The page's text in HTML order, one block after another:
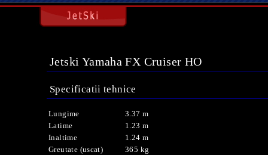
Jetski Yamaha FX Cruiser HO
Specificatii tehnice
Lungime
3.37 m
Latime
1.23 m
Inaltime
1.24 m
Greutate (uscat)
365 kg